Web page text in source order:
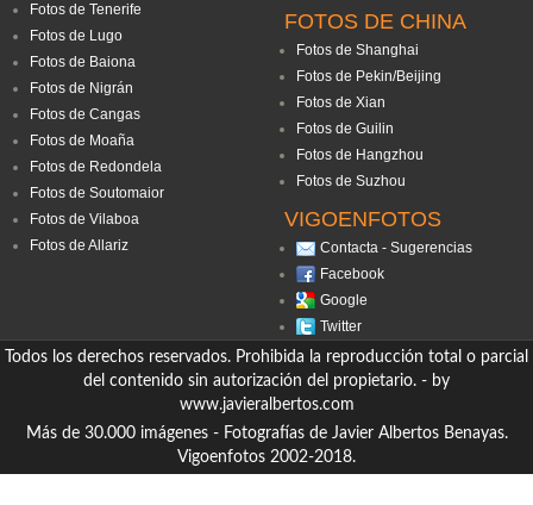
Fotos de Tenerife
Fotos de Lugo
Fotos de Baiona
Fotos de Nigrán
Fotos de Cangas
Fotos de Moaña
Fotos de Redondela
Fotos de Soutomaior
Fotos de Vilaboa
Fotos de Allariz
FOTOS DE CHINA
Fotos de Shanghai
Fotos de Pekin/Beijing
Fotos de Xian
Fotos de Guilin
Fotos de Hangzhou
Fotos de Suzhou
VIGOENFOTOS
Contacta - Sugerencias
Facebook
Google
Twitter
Todos los derechos reservados. Prohibida la reproducción total o parcial
del contenido sin autorización del propietario. - by
www.javieralbertos.com
Más de 30.000 imágenes - Fotografías de Javier Albertos Benayas.
Vigoenfotos 2002-2018.